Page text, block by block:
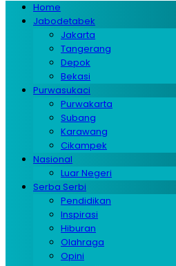
Home
Jabodetabek
Jakarta
Tangerang
Depok
Bekasi
Purwasukaci
Purwakarta
Subang
Karawang
Cikampek
Nasional
Luar Negeri
Serba Serbi
Pendidikan
Inspirasi
Hiburan
Olahraga
Opini